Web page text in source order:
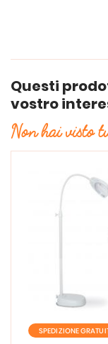
Questi
vostro
Non hai visto
SPEDIZIONE